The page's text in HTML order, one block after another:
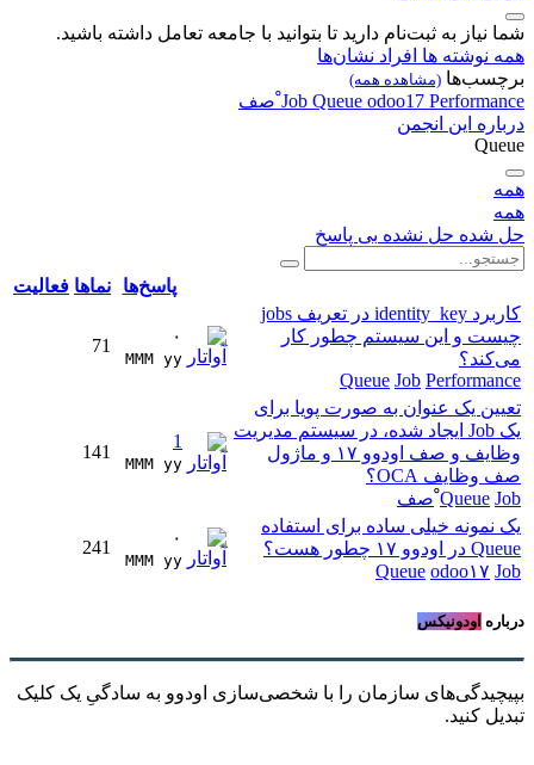
شما نیاز به ثبت‌نام دارید تا بتوانید با جامعه تعامل داشته باشید.
همه نوشته ها افراد نشان‌ها
برچسب‌ها (مشاهده همه)
Job Queue odoo17 Performance
ْصف
درباره این انجمن
Queue
همه
همه
حل شده حل نشده بی پاسخ
پاسخ‌ها نماها فعالیت
کاربرد identity_key در تعریف jobs
چیست و این سیستم چطور کار
می‌کند؟
Queue Job Performance
۰
MMM yy
71
تعیین یک عنوان به صورت پویا برای
یک Job ایجاد شده، در سیستم مدیریت
وظایف و صف اودوو ۱۷ و ماژول
صف وظایف OCA؟
Queue Job ْصف
1
MMM yy
141
یک نمونه خیلی ساده برای استفاده
Queue در اودوو ۱۷ چطور هست؟
Queue odoo۱۷ Job
۰
MMM yy
241
درباره اودونیکس
بپیچیدگی‌های سازمان را با شخصی‌سازی اودوو به سادگیِ یک کلیک
تبدیل کنید.